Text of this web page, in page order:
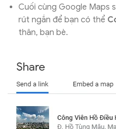
Cuối cùng Google Maps
rút ngắn để bạn có thể
thân, bạn bè.